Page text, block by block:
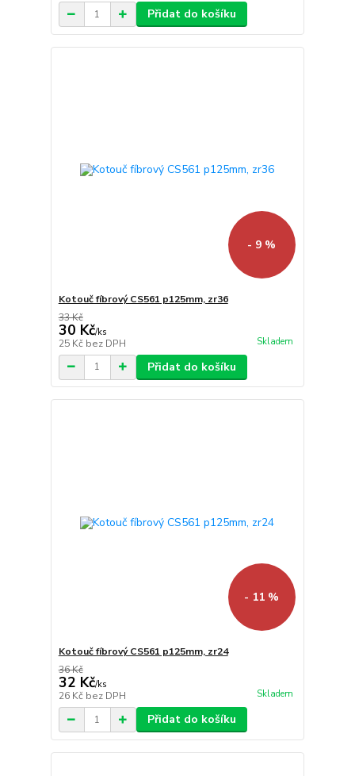
Přidat do košíku
- 9 %
Kotouč fíbrový CS561 p125mm, zr36
33 Kč
30 Kč/ks
25 Kč bez DPH Skladem
Přidat do košíku
- 11 %
Kotouč fíbrový CS561 p125mm, zr24
36 Kč
32 Kč/ks
26 Kč bez DPH Skladem
Přidat do košíku